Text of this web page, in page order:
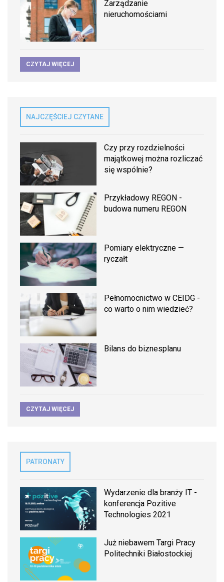
Zarządzanie
nieruchomościami
CZYTAJ WIĘCEJ
NAJCZĘŚCIEJ CZYTANE
Czy przy rozdzielności
majątkowej można rozliczać
się wspólnie?
Przykładowy REGON -
budowa numeru REGON
Pomiary elektryczne —
ryczałt
Pełnomocnictwo w CEIDG -
co warto o nim wiedzieć?
Bilans do biznesplanu
CZYTAJ WIĘCEJ
PATRONATY
Wydarzenie dla branży IT -
konferencja Pozitive
Technologies 2021
Już niebawem Targi Pracy
Politechniki Białostockiej